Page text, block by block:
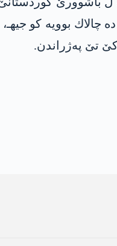
بوویه‌ كو
تێ په‌ژراندن.